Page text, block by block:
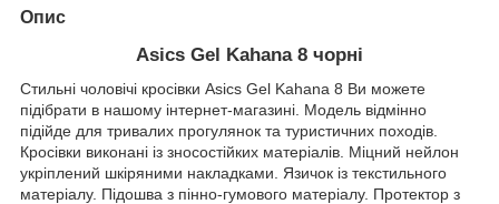
Опис
Asics Gel Kahana 8 чорні
Стильні чоловічі кросівки Asics Gel Kahana 8 Ви можете
підібрати в нашому інтернет-магазині. Модель відмінно
підійде для тривалих прогулянок та туристичних походів.
Кросівки виконані із зносостійких матеріалів. Міцний нейлон
укріплений шкіряними накладками. Язичок із текстильного
матеріалу. Підошва з пінно-гумового матеріалу. Протектор з